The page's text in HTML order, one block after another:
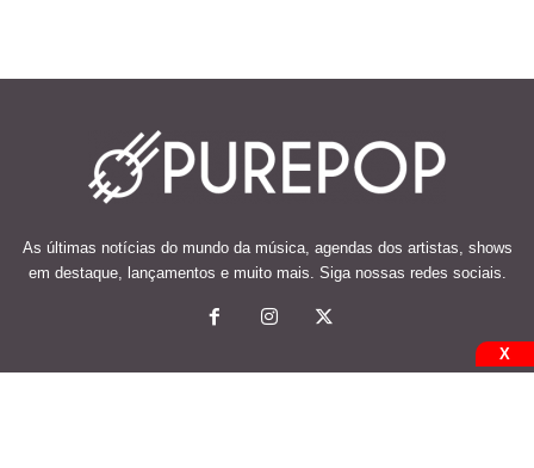
As últimas notícias do mundo da música, agendas dos artistas, shows
em destaque, lançamentos e muito mais. Siga nossas redes sociais.
X